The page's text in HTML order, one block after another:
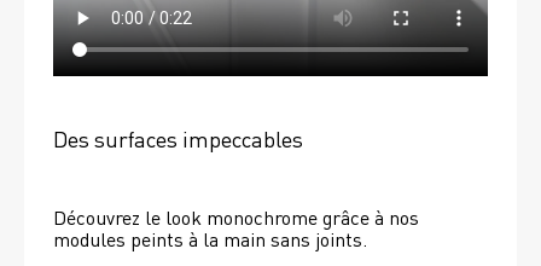
Des surfaces impeccables
Découvrez le look monochrome grâce à nos
modules peints à la main sans joints.